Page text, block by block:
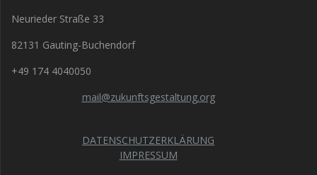
Neurieder Straße 33
82131 Gauting-Buchendorf
+49 174 4040050
mail@zukunftsgestaltung.org
DATENSCHUTZERKLÄRUNG
IMPRESSUM